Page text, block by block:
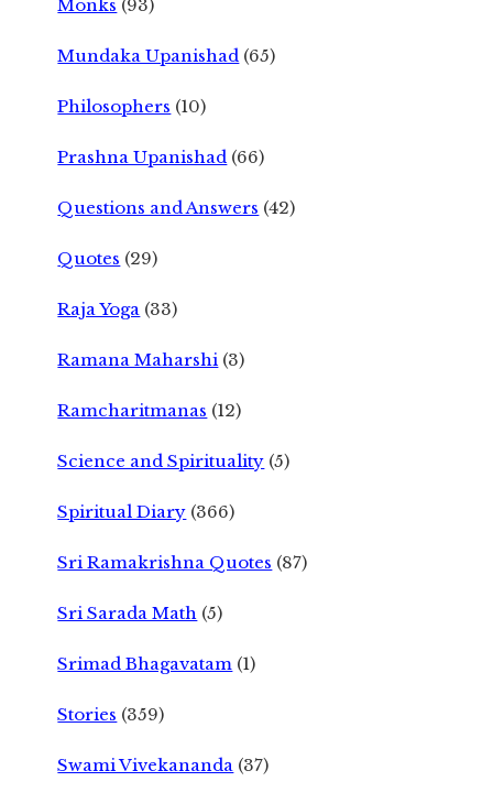
Monks (93)
Mundaka Upanishad (65)
Philosophers (10)
Prashna Upanishad (66)
Questions and Answers (42)
Quotes (29)
Raja Yoga (33)
Ramana Maharshi (3)
Ramcharitmanas (12)
Science and Spirituality (5)
Spiritual Diary (366)
Sri Ramakrishna Quotes (87)
Sri Sarada Math (5)
Srimad Bhagavatam (1)
Stories (359)
Swami Vivekananda (37)